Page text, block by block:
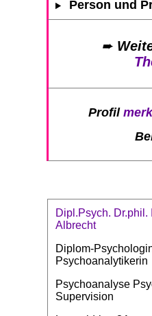
Person und
➨
Profil
Dipl.Psych. Dr.phil.
Albrecht
Diplom-
Psychoanalytikerin
Psychoanalyse
Supervision